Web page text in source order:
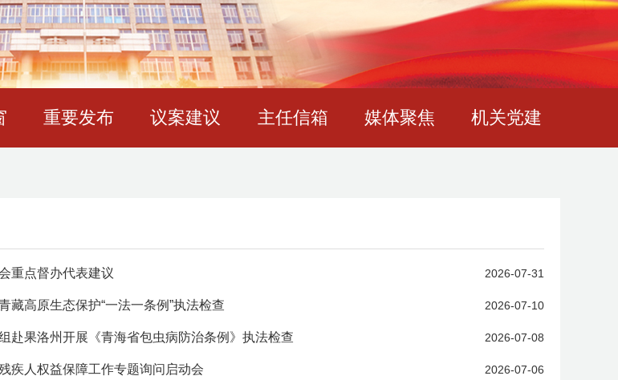
重要发布 议案建议 主任信箱 媒体聚焦 机关党建
重点督办代表建议 2026-07-31
藏高原生态保护“一法一条例”执法检查 2026-07-10
赴果洛州开展《青海省包虫病防治条例》执法检查 2026-07-08
疾人权益保障工作专题询问启动会 2026-07-06